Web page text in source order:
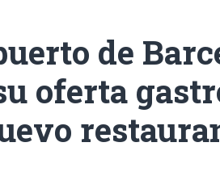
de
oferta